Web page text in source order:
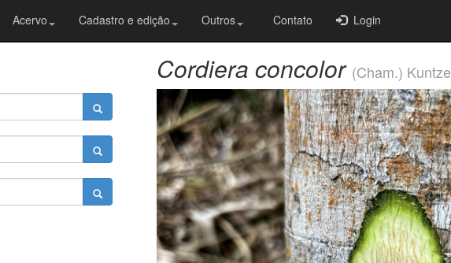
Acervo Cadastro e edição Outros Contato Login
Cordiera concolor (Cham.) Kuntze